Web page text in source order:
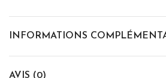
INFORMATIONS
AVIS (0)